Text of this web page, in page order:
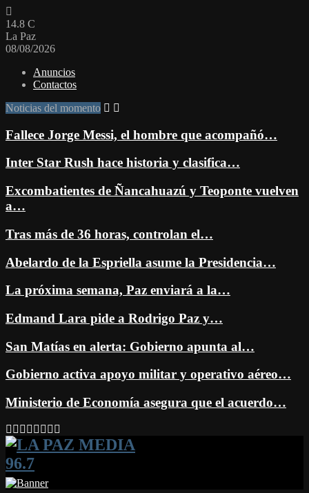
14.8 C
La Paz
08/08/2026
Anuncios
Contactos
Noticias del momento
Fallece Jorge Messi, el hombre que acompañó…
Inter Star Rush hace historia y clasifica…
Excombatientes de Ñancahuazú y Teoponte vuelven
a…
Tras más de 36 horas, controlan el…
Abelardo de la Espriella asume la Presidencia…
La próxima semana, Paz enviará a la…
Edmand Lara pide a Rodrigo Paz y…
San Matías en alerta: Gobierno apunta al…
Gobierno activa apoyo militar y operativo aéreo…
Ministerio de Economía asegura que el acuerdo…
Facebook
Twitter
Instagram
Youtube
Email
Twitch
Whatsapp